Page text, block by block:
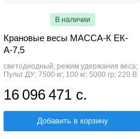
В наличии
Крановые весы МАССА-К ЕК-
А-7,5
светодиодный; режим удержания веса;
Пульт ДУ; 7500 кг; 100 кг; 5000 гр; 220 В
16 096 471 с.
Добавить в корзину